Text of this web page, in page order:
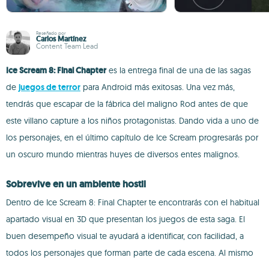
Reseñado por
Carlos Martínez
Content Team Lead
Ice Scream 8: Final Chapteres la entrega final de una de las sagas
de juegos de terror para Android más exitosas. Una vez más,
tendrás que escapar de la fábrica del maligno Rod antes de que
este villano capture a los niños protagonistas. Dando vida a uno de
los personajes, en el último capítulo de Ice Scream progresarás por
un oscuro mundo mientras huyes de diversos entes malignos.
Sobrevive en un ambiente hostil
Dentro de Ice Scream 8: Final Chapter te encontrarás con el habitual
apartado visual en 3D que presentan los juegos de esta saga. El
buen desempeño visual te ayudará a identificar, con facilidad, a
todos los personajes que forman parte de cada escena. Al mismo